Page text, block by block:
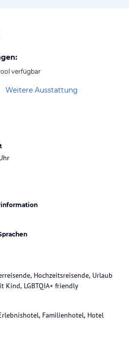
verfügbar
Weitere Ausstattung
Hochzeitsreisende, Urlaub
Kind, LGBTQIA+ friendly
Familienhotel, Hotel